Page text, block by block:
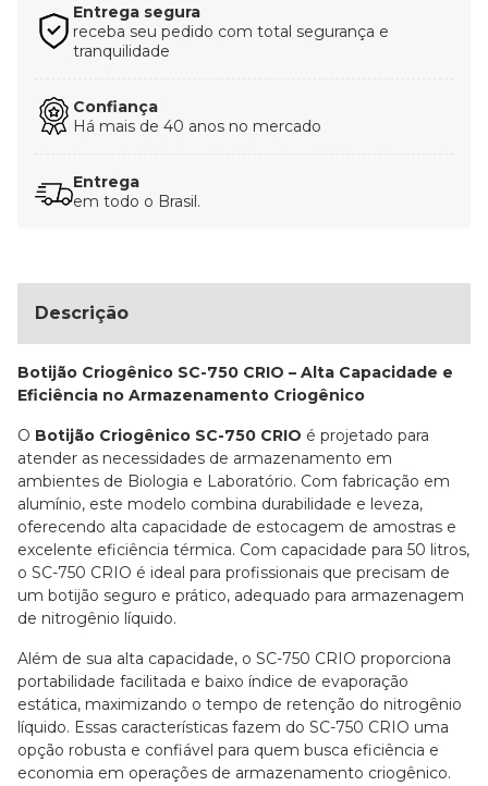
Entrega segura
receba seu pedido com total segurança e
tranquilidade
Confiança
Há mais de 40 anos no mercado
Entrega
em todo o Brasil.
Descrição
Botijão Criogênico SC-750 CRIO – Alta Capacidade e
Eficiência no Armazenamento Criogênico
O Botijão Criogênico SC-750 CRIO é projetado para
atender as necessidades de armazenamento em
ambientes de Biologia e Laboratório. Com fabricação em
alumínio, este modelo combina durabilidade e leveza,
oferecendo alta capacidade de estocagem de amostras e
excelente eficiência térmica. Com capacidade para 50 litros,
o SC-750 CRIO é ideal para profissionais que precisam de
um botijão seguro e prático, adequado para armazenagem
de nitrogênio líquido.
Além de sua alta capacidade, o SC-750 CRIO proporciona
portabilidade facilitada e baixo índice de evaporação
estática, maximizando o tempo de retenção do nitrogênio
líquido. Essas características fazem do SC-750 CRIO uma
opção robusta e confiável para quem busca eficiência e
economia em operações de armazenamento criogênico.